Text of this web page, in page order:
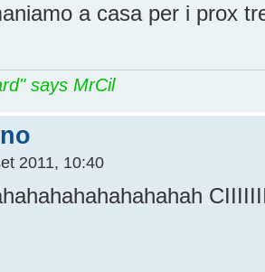
a casa per i prox
says MrCil
2011, 10:40